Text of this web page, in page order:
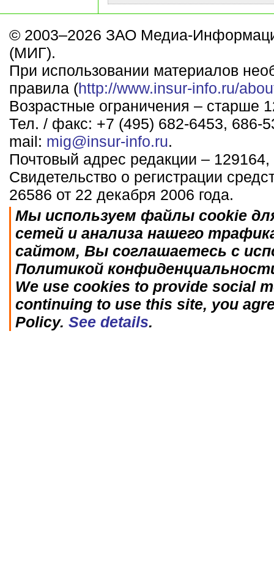
© 2003–2026 ЗАО Медиа-
(МИГ).
При использовании материалов
правила (http://www.insur-info.ru/
Возрастные ограничения – старше
Тел. / факс: +7 (495) 682-6453, 686-
mail: mig@insur-info.ru.
Почтовый адрес редакции –
Свидетельство о регистрации
26586 от 22 декабря 2006 года.
Мы используем файлы cookie
сетей и анализа нашего
сайтом, Вы соглашаетесь с
Политикой
We use cookies to provide social
continuing to use this site, you
Policy. See details.